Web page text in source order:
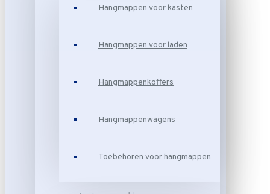
Hangmappen voor kasten
Hangmappen voor laden
Hangmappenkoffers
Hangmappenwagens
Toebehoren voor hangmappen